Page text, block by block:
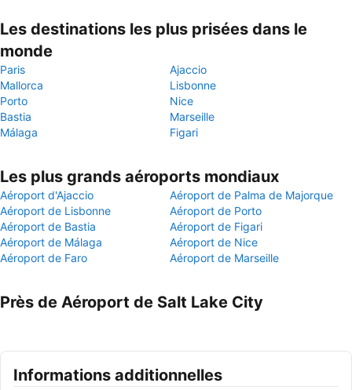
Les destinations les plus prisées dans le
monde
Paris
Ajaccio
Mallorca
Lisbonne
Porto
Nice
Bastia
Marseille
Málaga
Figari
Les plus grands aéroports mondiaux
Aéroport d'Ajaccio
Aéroport de Palma de Majorque
Aéroport de Lisbonne
Aéroport de Porto
Aéroport de Bastia
Aéroport de Figari
Aéroport de Málaga
Aéroport de Nice
Aéroport de Faro
Aéroport de Marseille
Près de Aéroport de Salt Lake City
Informations additionnelles